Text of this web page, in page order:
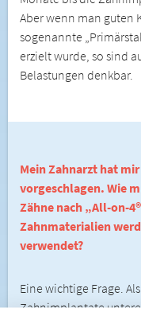
Aber wenn man guten
sogenannte
erzielt wurde, so sind
Belastungen denkbar.
Mein Zahnarzt hat
vorgeschlagen. Wie
Zähne nach „All-on-
Zahnmaterialien
verwendet?
Eine wichtige Frage.
Zahnimplantate
unserer Praxis